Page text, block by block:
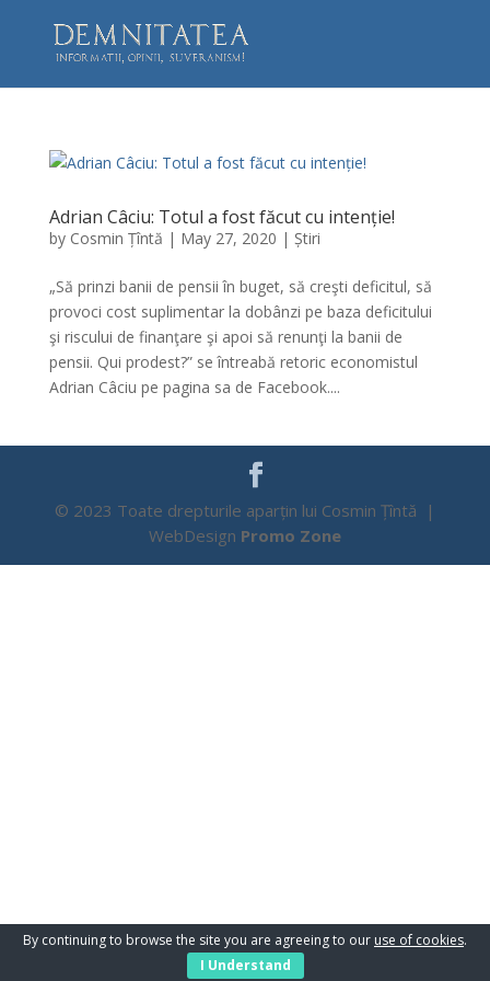
Adrian Câciu: Totul a fost făcut cu intenție!
by Cosmin Țîntă | May 27, 2020 | Știri
„Să prinzi banii de pensii în buget, să creşti deficitul, să
provoci cost suplimentar la dobânzi pe baza deficitului
şi riscului de finanţare şi apoi să renunţi la banii de
pensii. Qui prodest?” se întreabă retoric economistul
Adrian Câciu pe pagina sa de Facebook....
© 2023 Toate drepturile aparțin lui Cosmin Țîntă |
WebDesign Promo Zone
By continuing to browse the site you are agreeing to our use of cookies.
I Understand